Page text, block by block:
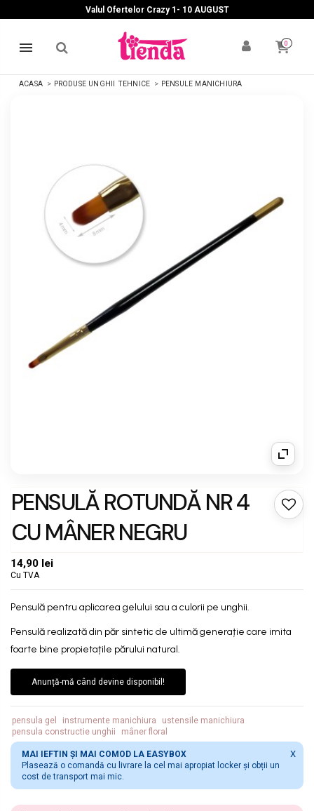
Valul Ofertelor Crazy 1- 10 AUGUST
0
ACASA PRODUSE UNGHII TEHNICE PENSULE MANICHIURA
PENSULĂ ROTUNDĂ NR 4
CU MÂNER NEGRU
14,90 lei
Cu TVA
Pensulă pentru aplicarea gelului sau a culorii pe unghii.
Pensulă realizată din păr sintetic de ultimă generație care imita
foarte bine propietațile părului natural.
Anunță-mă când devine disponibil!
pensula gel instrumente manichiura
ustensile manichiura
pensula constructie unghii
mâner floral
MAI IEFTIN ȘI MAI COMOD LA EASYBOX
Plasează o comandă cu livrare la cel mai apropiat locker și obții un
cost de transport mai mic.
X